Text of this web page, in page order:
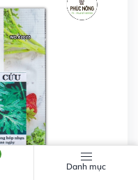
Danh mục